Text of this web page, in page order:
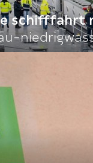
schifffahrt